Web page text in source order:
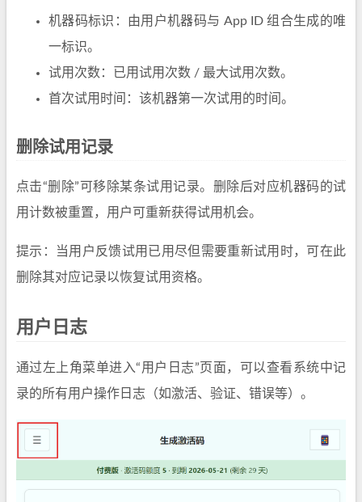
机器码标识：由用户机器码与 App ID 组合生成的唯
一标识。
试用次数：已用试用次数 / 最大试用次数。
首次试用时间：该机器第一次试用的时间。
删除试用记录
点击“删除”可移除某条试用记录。删除后对应机器码的试
用计数被重置，用户可重新获得试用机会。
提示：当用户反馈试用已用尽但需要重新试用时，可在此
删除其对应记录以恢复试用资格。
用户日志
通过左上角菜单进入“用户日志”页面，可以查看系统中记
录的所有用户操作日志（如激活、验证、错误等）。